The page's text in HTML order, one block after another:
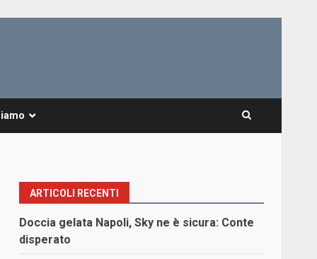
ARTICOLI RECENTI
Doccia gelata Napoli, Sky ne è sicura: Conte
disperato